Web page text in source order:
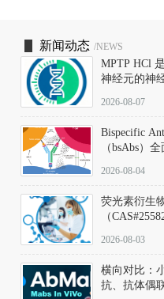
新闻动态 /NEWS
MPTP HCl
神经元的神
以盐酸盐形
体介导的神
用即为选择
部多巴胺能
拟帕金森病
2026-08-07
Bispecific
（bsAbs）
2026-08-04
荧光素衍生
（
数（Km）为
发光特性赋
力，大幅增
实现活体动
2026-08-03
横向对比：
抗、抗体偶